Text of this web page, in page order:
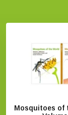
Mosquitoes of